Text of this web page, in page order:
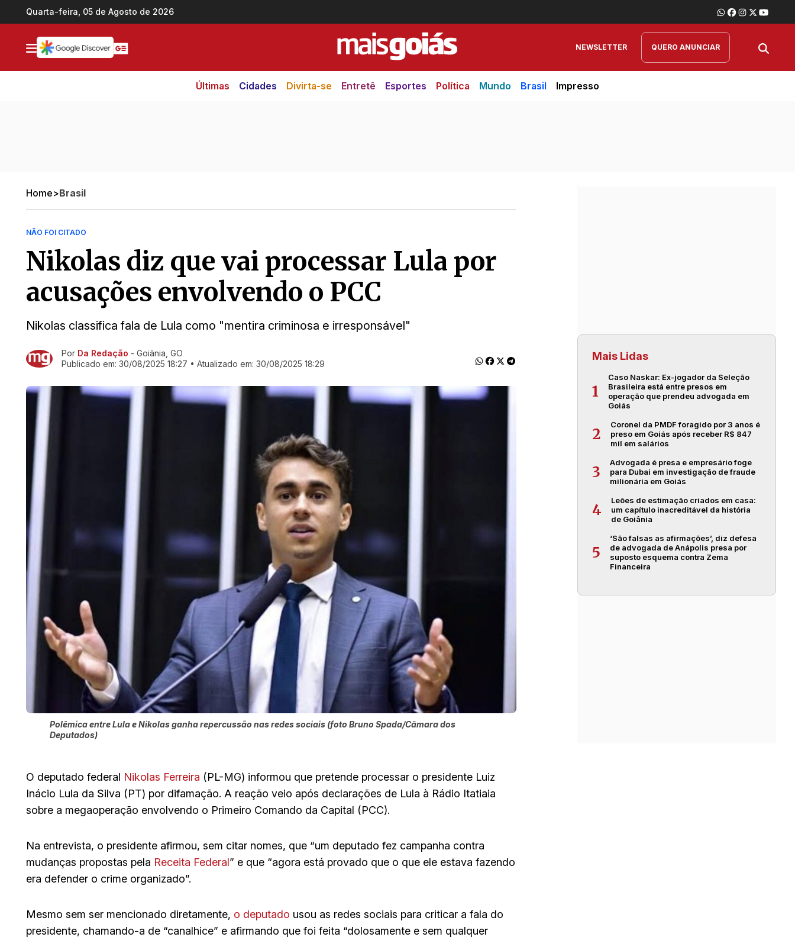
Ir direto pro conteúdo
Quarta-feira, 05 de Agosto de 2026
NEWSLETTER QUERO ANUNCIAR
Últimas Cidades Divirta-se Entretê Esportes Política Mundo Brasil Impresso
Home>Brasil
NÃO FOI CITADO
Nikolas diz que vai processar Lula por
acusações envolvendo o PCC
Nikolas classifica fala de Lula como "mentira criminosa e irresponsável"
Ir direto pra matéria
Por Da Redação - Goiânia, GO
Publicado em: 30/08/2025 18:27 • Atualizado em: 30/08/2025 18:29
Polêmica entre Lula e Nikolas ganha repercussão nas redes sociais (foto Bruno Spada/Câmara dos
Deputados)
O deputado federal Nikolas Ferreira (PL-MG) informou que pretende processar o presidente Luiz
Inácio Lula da Silva (PT) por difamação. A reação veio após declarações de Lula à Rádio Itatiaia
sobre a megaoperação envolvendo o Primeiro Comando da Capital (PCC).
Na entrevista, o presidente afirmou, sem citar nomes, que “um deputado fez campanha contra
mudanças propostas pela Receita Federal” e que “agora está provado que o que ele estava fazendo
era defender o crime organizado”.
Mesmo sem ser mencionado diretamente, o deputado usou as redes sociais para criticar a fala do
presidente, chamando-a de “canalhice” e afirmando que foi feita “dolosamente e sem qualquer
Mais Lidas
1
Caso Naskar: Ex-jogador da Seleção
Brasileira está entre presos em
operação que prendeu advogada em
Goiás
2
Coronel da PMDF foragido por 3 anos é
preso em Goiás após receber R$ 847
mil em salários
3
Advogada é presa e empresário foge
para Dubai em investigação de fraude
milionária em Goiás
4
Leões de estimação criados em casa:
um capítulo inacreditável da história
de Goiânia
5
‘São falsas as afirmações’, diz defesa
de advogada de Anápolis presa por
suposto esquema contra Zema
Financeira